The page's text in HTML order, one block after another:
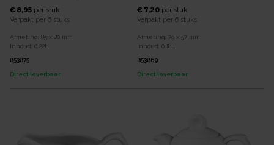
€ 8,95 per stuk
Verpakt per 6 stuks
Afmeting: 85 x 80 mm
Inhoud: 0,22L
853875
Direct leverbaar
€ 7,20 per stuk
Verpakt per 6 stuks
Afmeting: 79 x 57 mm
Inhoud: 0,18L
853869
Direct leverbaar